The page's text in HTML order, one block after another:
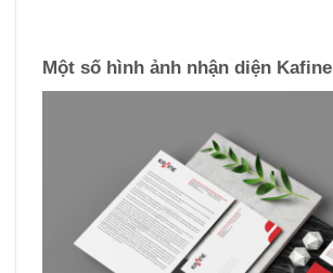
Một số hình ảnh nhận diện Kafine